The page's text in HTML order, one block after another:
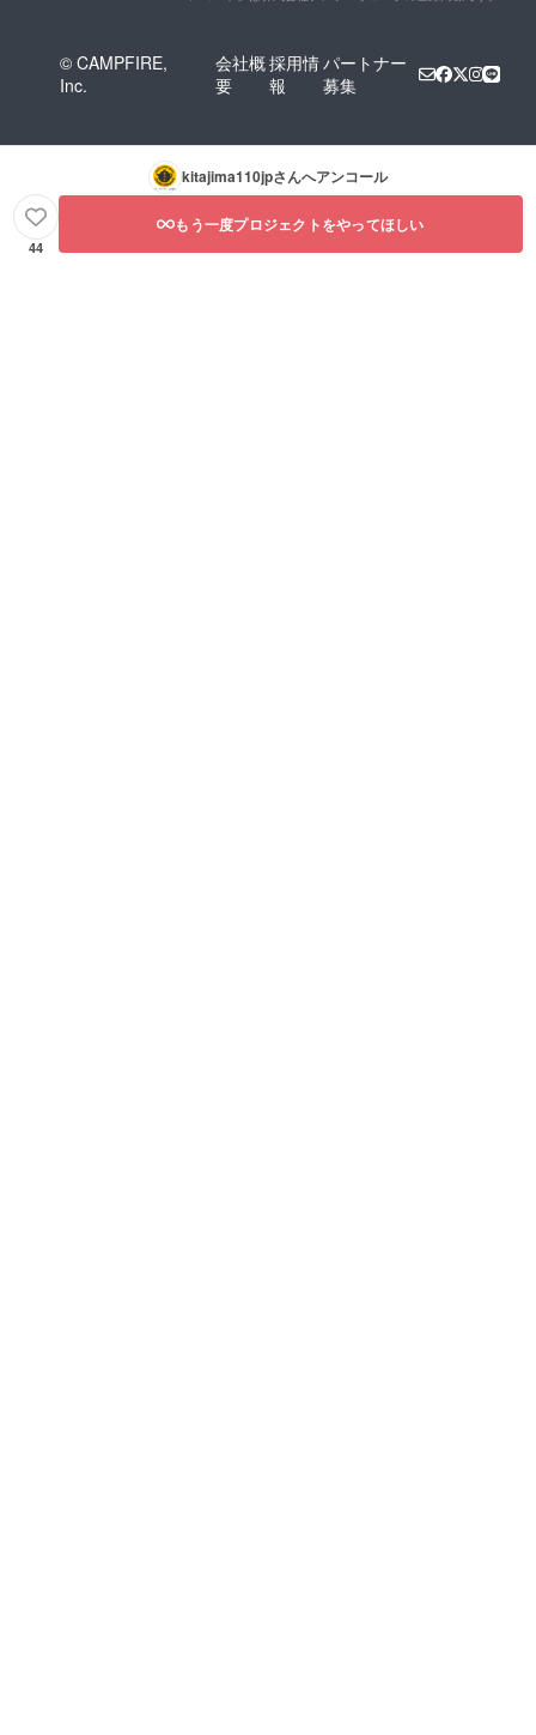
© CAMPFIRE,
Inc.
会社概
要
採用情
報
パートナー
募集
kitajima110jpさんへアンコール
44
もう一度プロジェクトをやってほしい